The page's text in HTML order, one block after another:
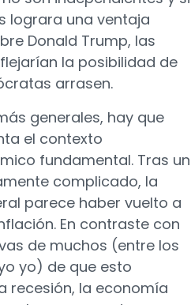
lograra una ventaja
Donald Trump, las
la posibilidad de
arrasen.
generales, hay que
el contexto
fundamental. Tras un
complicado, la
parece haber vuelto a
En contraste con
de muchos (entre los
yo) de que esto
recesión, la economía